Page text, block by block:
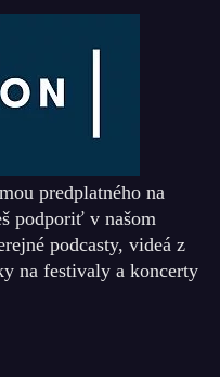
predplatného na
podporiť v našom
podcasty, videá z
na festivaly a koncerty